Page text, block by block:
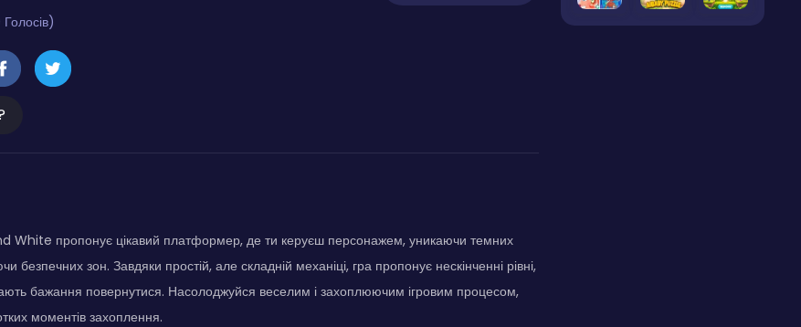
White пропонує цікавий платформер, де ти керуєш персонажем, уникаючи темних
безпечних зон. Завдяки простій, але складній механіці, гра пропонує нескінченні рівні,
бажання повернутися. Насолоджуйся веселим і захоплюючим ігровим процесом,
моментів захоплення.